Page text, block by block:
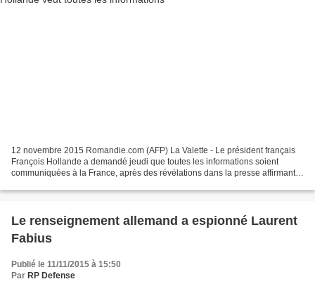
12 novembre 2015 Romandie.com (AFP) La Valette - Le président français
François Hollande a demandé jeudi que toutes les informations soient
communiquées à la France, après des révélations dans la presse affirmant
Le renseignement allemand a espionné Laurent
Fabius
Publié le 11/11/2015 à 15:50
Par RP Defense